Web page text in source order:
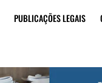
PUBLICAÇÕES LEGAIS